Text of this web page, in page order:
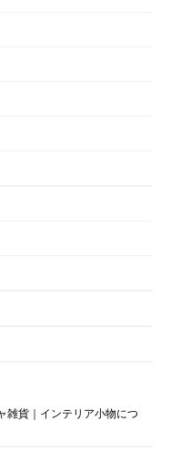
雑貨｜インテリア小物につ